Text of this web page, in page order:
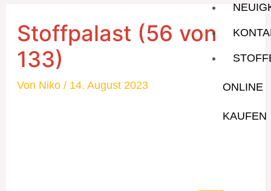
ONLINE
KAUFEN
Stoffpalast (56 von
133)
Von Niko / 14. August 2023